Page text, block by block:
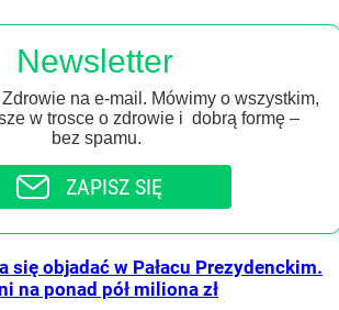
Newsletter
na e-mail. Mówimy o wszystkim,
w trosce o zdrowie i dobrą formę –
bez spamu.
ZAPISZ SIĘ
się objadać w Pałacu Prezydenckim.
na ponad pół miliona zł